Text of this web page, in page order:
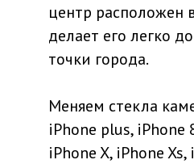
центр расположен
делает его легко
точки города.
Меняем стекла
iPhone plus, iPhone
iPhone X, iPhone